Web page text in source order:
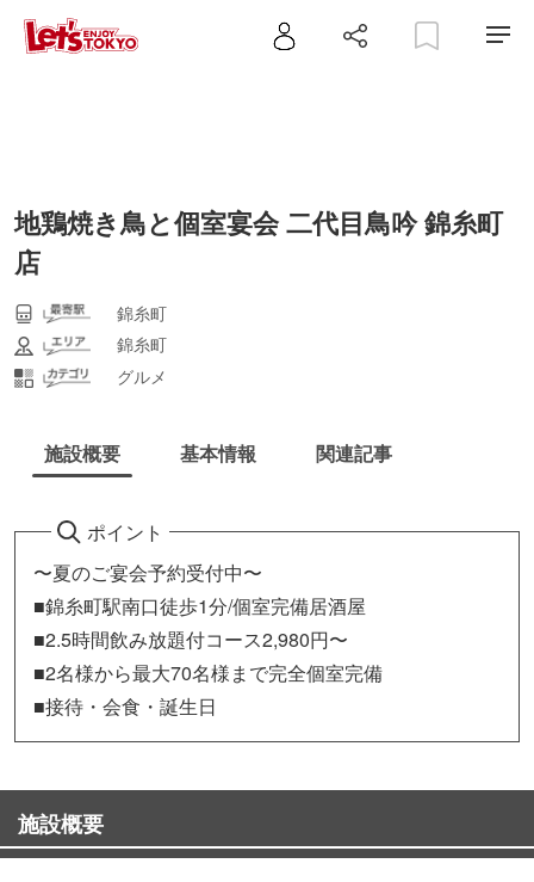
地鶏焼き鳥と個室宴会 二代目鳥吟 錦糸町
店
錦糸町
錦糸町
グルメ
施設概要 基本情報 関連記事
ポイント
〜夏のご宴会予約受付中〜
■錦糸町駅南口徒歩1分/個室完備居酒屋
■2.5時間飲み放題付コース2,980円〜
■2名様から最大70名様まで完全個室完備
■接待・会食・誕生日
施設概要